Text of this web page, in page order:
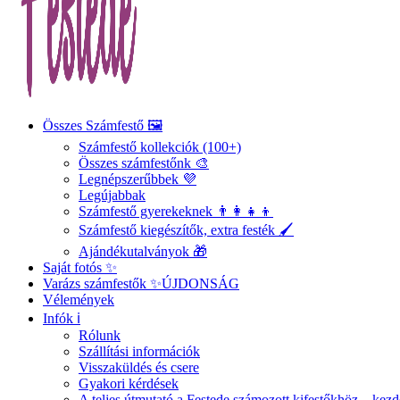
Összes Számfestő 🖼️
Számfestő kollekciók (100+)
Összes számfestőnk 🎨
Legnépszerűbbek 💜
Legújabbak
Számfestő gyerekeknek 👨‍👩‍👧‍👦
Számfestő kiegészítők, extra festék 🖌️
Ajándékutalványok 🎁
Saját fotós ✨
Varázs számfestők ✨ÚJDONSÁG
Vélemények
Infók ℹ️
Rólunk
Szállítási információk
Visszaküldés és csere
Gyakori kérdések